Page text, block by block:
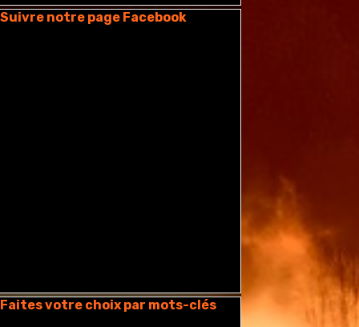
le bloc Suivre notre page Facebook
Suivre notre page Facebook
le bloc Faites votre choix par mots-clés
Faites votre choix par mots-clés